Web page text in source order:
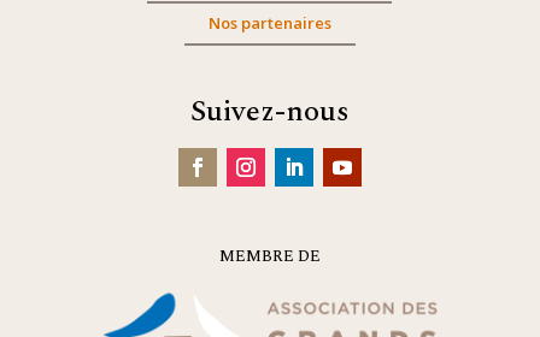
Nos partenaires
Suivez-nous
MEMBRE DE